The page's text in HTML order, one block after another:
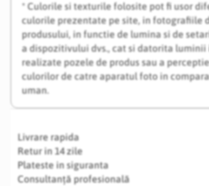
* Culorile si texturile folosite pot fi usor
culorile prezentate pe site, in fotografiile
produsului, in functie de lumina si de
a dispozitivului dvs., cat si datorita luminii
realizate pozele de produs sau a
culorilor de catre aparatul foto in
uman.
Livrare rapida
Retur in 14 zile
Plateste in siguranta
Consultanță profesională